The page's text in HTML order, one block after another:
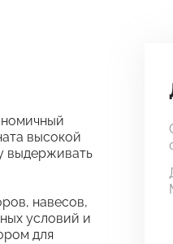
высокой
выдерживать
навесов,
условий и
для